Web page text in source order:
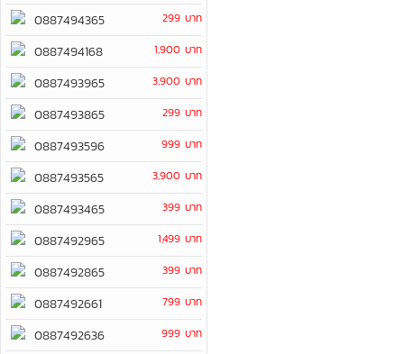
0887494365 299 บาท
0887494168 1,900 บาท
0887493965 3,900 บาท
0887493865 299 บาท
0887493596 999 บาท
0887493565 3,900 บาท
0887493465 399 บาท
0887492965 1,499 บาท
0887492865 399 บาท
0887492661 799 บาท
0887492636 999 บาท